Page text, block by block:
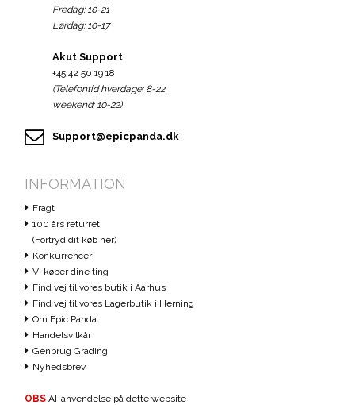
Fredag: 10-21
Lørdag: 10-17
Akut Support
+45 42 50 19 18
(Telefontid hverdage: 8-22.
weekend: 10-22)
Support@epicpanda.dk
INFORMATION
Fragt
100 års returret
(Fortryd dit køb her)
Konkurrencer
Vi køber dine ting
Find vej til vores butik i Aarhus
Find vej til vores Lagerbutik i Herning
Om Epic Panda
Handelsvilkår
Genbrug Grading
Nyhedsbrev
OBS AI-anvendelse på dette website